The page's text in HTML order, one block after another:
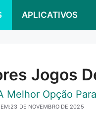
APLICATIVOS
Jogos
Melhor Opção
23 DE NOVEMBRO DE 2025